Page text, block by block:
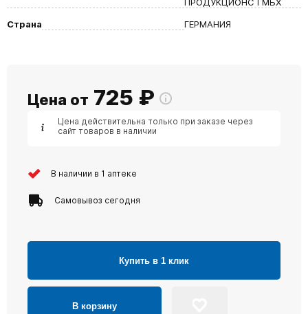
Страна
ГЕРМАНИЯ
Цена от 725 ₽
Цена действительна только при заказе через
сайт товаров в наличии
В наличии в 1 аптеке
Самовывоз сегодня
Купить в 1 клик
В корзину